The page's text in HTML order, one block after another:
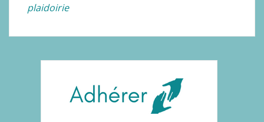
plaidoirie